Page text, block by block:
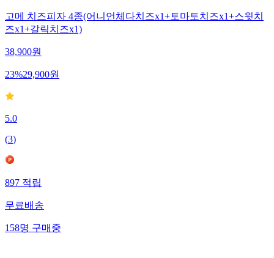
고메 치즈피자 4종(어니언체다치즈x1+토마토치즈x1+스윗치
즈x1+갈릭치즈x1)
38,900원
23%29,900원
5.0
(3)
897 적립
무료배송
158명 구매중